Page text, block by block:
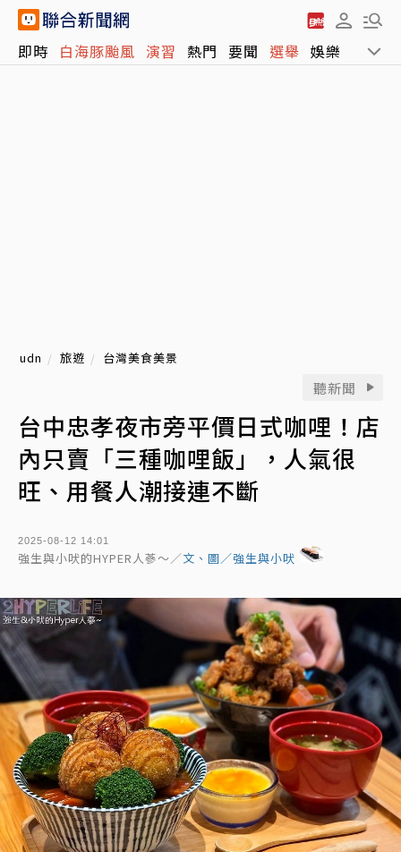
即時 白海豚颱風 演習 熱門 要聞 選舉 娛樂 運動
udn 旅遊 台灣美食美景
聽新聞
台中忠孝夜市旁平價日式咖哩！店
內只賣「三種咖哩飯」，人氣很
旺、用餐人潮接連不斷
2025-08-12 14:01
強生與小吠的HYPER人蔘～／文、圖／強生與小吠